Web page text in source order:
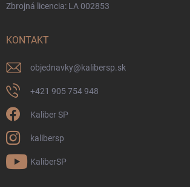
Zbrojná licencia: LA 002853
KONTAKT
objednavky@kalibersp.sk
+421 905 754 948
Kaliber SP
kalibersp
KaliberSP